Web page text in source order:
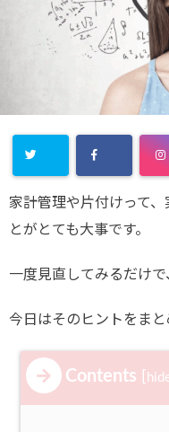
家計管理や片付けって
とがとても大事です。
一度見直してみるだけ
今日はそのヒントをまと
Contents